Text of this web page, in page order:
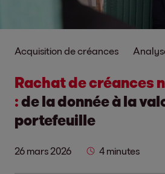
Acquisition de créances
Rachat de créances
:de la donnée à la
portefeuille
26 mars 2026 4 minutes